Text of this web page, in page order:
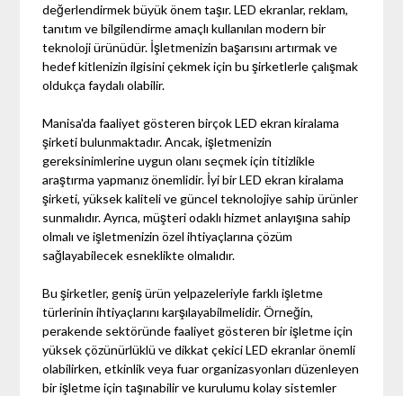
değerlendirmek büyük önem taşır. LED ekranlar, reklam,
tanıtım ve bilgilendirme amaçlı kullanılan modern bir
teknoloji ürünüdür. İşletmenizin başarısını artırmak ve
hedef kitlenizin ilgisini çekmek için bu şirketlerle çalışmak
oldukça faydalı olabilir.
Manisa'da faaliyet gösteren birçok LED ekran kiralama
şirketi bulunmaktadır. Ancak, işletmenizin
gereksinimlerine uygun olanı seçmek için titizlikle
araştırma yapmanız önemlidir. İyi bir LED ekran kiralama
şirketi, yüksek kaliteli ve güncel teknolojiye sahip ürünler
sunmalıdır. Ayrıca, müşteri odaklı hizmet anlayışına sahip
olmalı ve işletmenizin özel ihtiyaçlarına çözüm
sağlayabilecek esneklikte olmalıdır.
Bu şirketler, geniş ürün yelpazeleriyle farklı işletme
türlerinin ihtiyaçlarını karşılayabilmelidir. Örneğin,
perakende sektöründe faaliyet gösteren bir işletme için
yüksek çözünürlüklü ve dikkat çekici LED ekranlar önemli
olabilirken, etkinlik veya fuar organizasyonları düzenleyen
bir işletme için taşınabilir ve kurulumu kolay sistemler